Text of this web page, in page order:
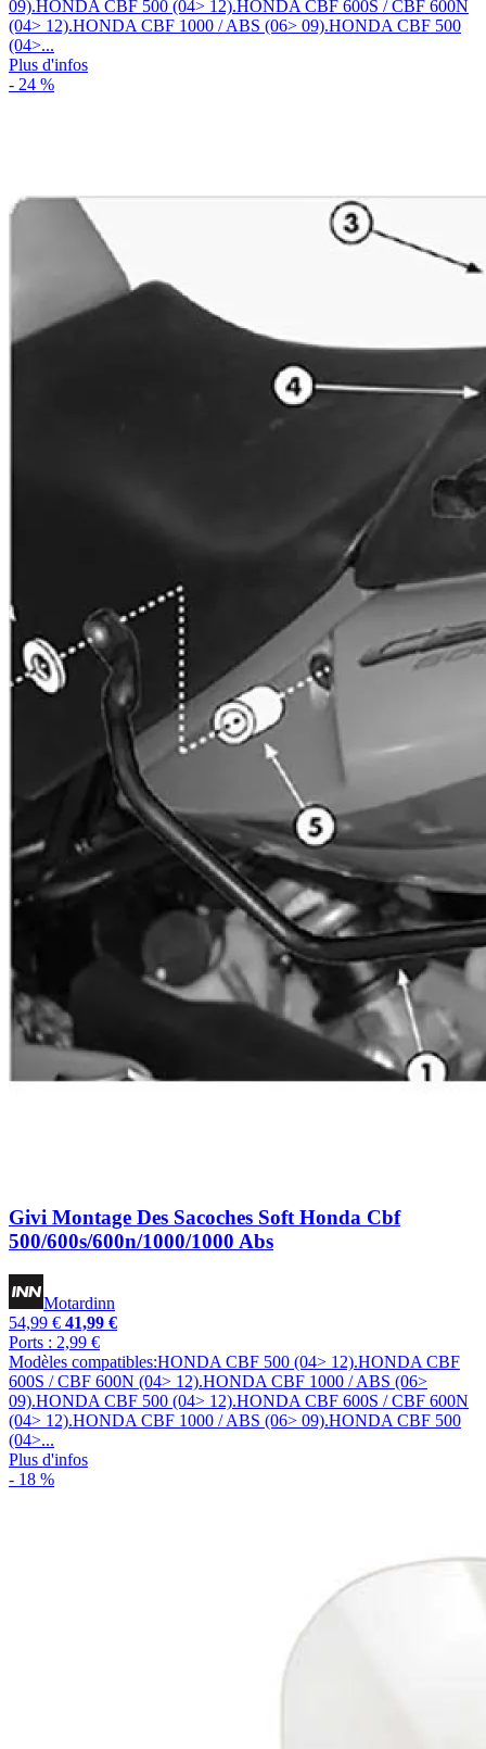
09).HONDA CBF 500 (04> 12).HONDA CBF 600S / CBF 600N
(04> 12).HONDA CBF 1000 / ABS (06> 09).HONDA CBF 500
(04>...
Plus d'infos
- 24 %
Givi Montage Des Sacoches Soft Honda Cbf
500/600s/600n/1000/1000 Abs
Motardinn
54,99 € 41,99 €
Ports : 2,99 €
Modèles compatibles:HONDA CBF 500 (04> 12).HONDA CBF
600S / CBF 600N (04> 12).HONDA CBF 1000 / ABS (06>
09).HONDA CBF 500 (04> 12).HONDA CBF 600S / CBF 600N
(04> 12).HONDA CBF 1000 / ABS (06> 09).HONDA CBF 500
(04>...
Plus d'infos
- 18 %